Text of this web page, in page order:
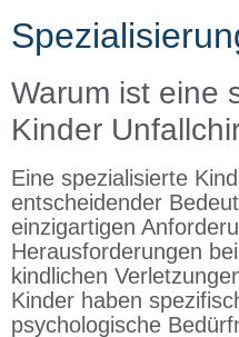
Warum ist eine
Kinder
Eine spezialisierte
entscheidender
einzigartigen
Herausforderungen
kindlichen
Kinder haben
psychologische